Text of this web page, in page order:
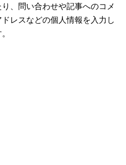
、問い合わせや記事へのコメ
レスなどの個人情報を入力し